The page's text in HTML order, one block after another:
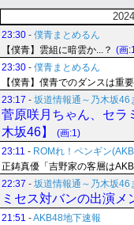
23:30 - 僕青まとめるん
【僕青】雲組に暗雲か...？ (画
23:30 - 僕青まとめるん
【僕青】僕青でのダンスは重
23:17 - 坂道情報通～乃木坂46
菅原咲月ちゃん、セラ
木坂46】
(画:1)
23:11 - ROMれ！ペンギン
正鋳真優「吉野家の客層は
22:37 - 坂道情報通～乃木坂46
ミセス対バンの出演メ
21:51 -AKB48地下速報